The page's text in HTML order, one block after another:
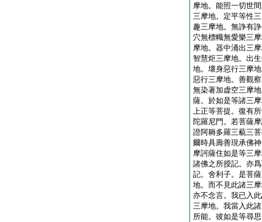
摩地。能照一切世
三摩地。定平等性
趣三摩地。無諍有
穴無標幟無愛樂三
摩地。器中涌出三
智慧炬三摩地。出
地。壞身惡行三摩
惡行三摩地。善觀
無染著加虚空三摩
薩。於如是等諸三
上正等菩提。復有
陀羅尼門。若菩薩
證阿耨多羅三藐三
爾時具壽善現承佛
摩訶薩住如是等三
諸佛之所授記。亦
記。舍利子。是菩
地。而不見此諸三
亦不念言。我已入
三摩地。我當入此
所能。彼如是等尋